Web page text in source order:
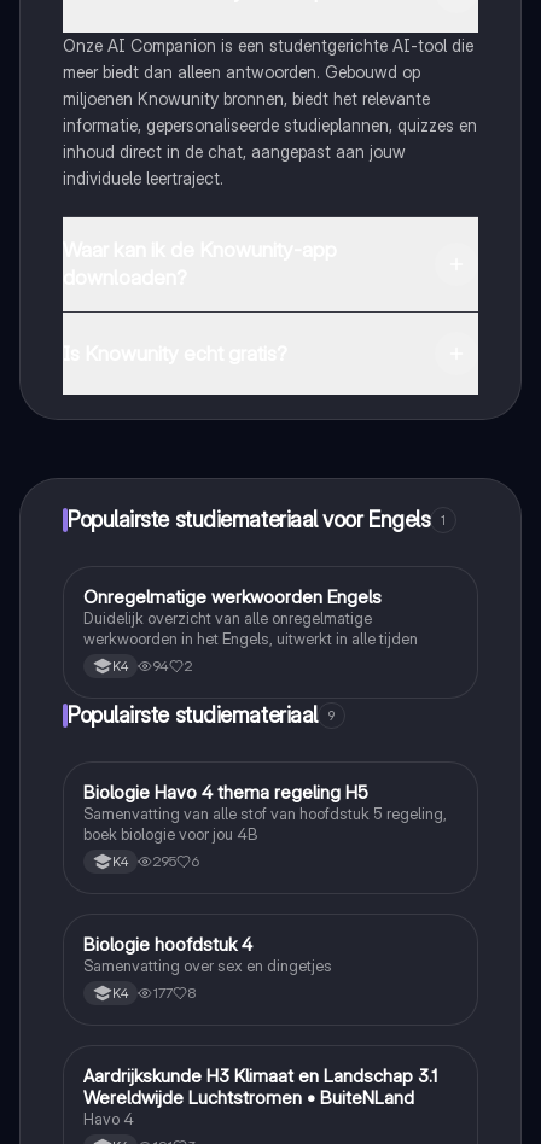
Onze AI Companion is een studentgerichte AI-tool die
meer biedt dan alleen antwoorden. Gebouwd op
miljoenen Knowunity bronnen, biedt het relevante
informatie, gepersonaliseerde studieplannen, quizzes en
inhoud direct in de chat, aangepast aan jouw
individuele leertraject.
Populairste studiemateriaal voor Engels 1
Engels
Onregelmatige werkwoorden Engels
Duidelijk overzicht van alle onregelmatige
werkwoorden in het Engels, uitwerkt in alle tijden
K4 94 2
Populairste studiemateriaal 9
Biologie
Biologie Havo 4 thema regeling H5
Samenvatting van alle stof van hoofdstuk 5 regeling,
boek biologie voor jou 4B
K4 295 6
Biologie
Biologie hoofdstuk 4
Samenvatting over sex en dingetjes
K4 177 8
Aardrijkskunde
Aardrijkskunde H3 Klimaat en Landschap 3.1
Wereldwijde Luchtstromen • BuiteNLand
Havo 4